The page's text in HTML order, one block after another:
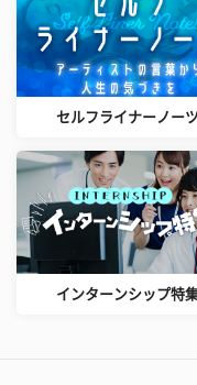
セルフライナーノーツ
インターンシップ特